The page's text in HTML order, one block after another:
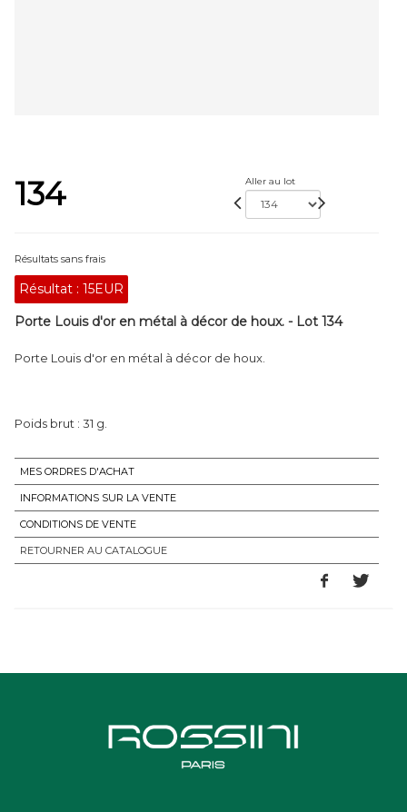
134 Aller au lot
Résultats sans frais
Résultat : 15EUR
Porte Louis d'or en métal à décor de houx. - Lot 134
Porte Louis d'or en métal à décor de houx.
Poids brut : 31 g.
MES ORDRES D'ACHAT
INFORMATIONS SUR LA VENTE
CONDITIONS DE VENTE
RETOURNER AU CATALOGUE